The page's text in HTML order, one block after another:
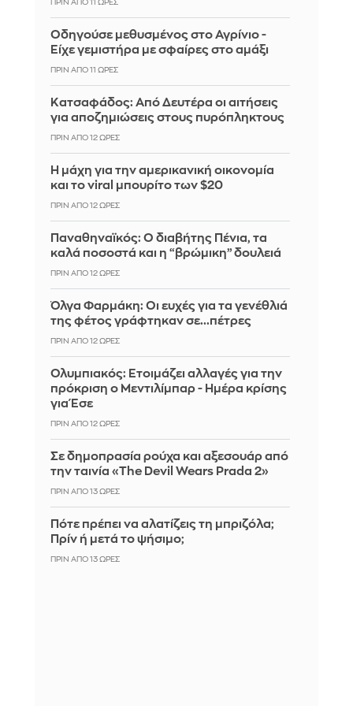
ΠΡΙΝ ΑΠΌ 11 ΏΡΕΣ
Οδηγούσε μεθυσμένος στο Αγρίνιο -
Είχε γεμιστήρα με σφαίρες στο αμάξι
ΠΡΙΝ ΑΠΌ 11 ΏΡΕΣ
Κατσαφάδος: Από Δευτέρα οι αιτήσεις
για αποζημιώσεις στους πυρόπληκτους
ΠΡΙΝ ΑΠΌ 12 ΏΡΕΣ
Η μάχη για την αμερικανική οικονομία
και το viral μπουρίτο των $20
ΠΡΙΝ ΑΠΌ 12 ΏΡΕΣ
Παναθηναϊκός: Ο διαβήτης Πένια, τα
καλά ποσοστά και η “βρώμικη” δουλειά
ΠΡΙΝ ΑΠΌ 12 ΏΡΕΣ
Όλγα Φαρμάκη: Οι ευχές για τα γενέθλιά
της φέτος γράφτηκαν σε...πέτρες
ΠΡΙΝ ΑΠΌ 12 ΏΡΕΣ
Ολυμπιακός: Ετοιμάζει αλλαγές για την
πρόκριση ο Μεντιλίμπαρ - Ημέρα κρίσης
για Έσε
ΠΡΙΝ ΑΠΌ 12 ΏΡΕΣ
Σε δημοπρασία ρούχα και αξεσουάρ από
την ταινία «The Devil Wears Prada 2»
ΠΡΙΝ ΑΠΌ 13 ΏΡΕΣ
Πότε πρέπει να αλατίζεις τη μπριζόλα;
Πρίν ή μετά το ψήσιμο;
ΠΡΙΝ ΑΠΌ 13 ΏΡΕΣ